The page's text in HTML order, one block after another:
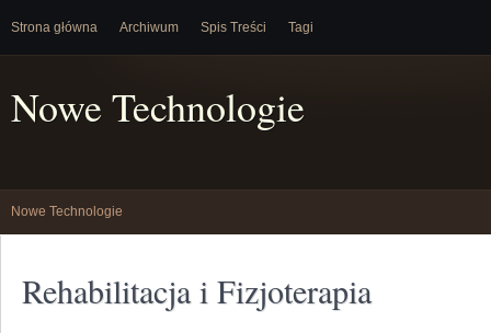
Strona główna Archiwum Spis Treści Tagi
Nowe Technologie
Nowe Technologie
Rehabilitacja i Fizjoterapia